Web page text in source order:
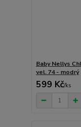
Baby Nellys
vel. 74 - modrý
599 Kč/ks